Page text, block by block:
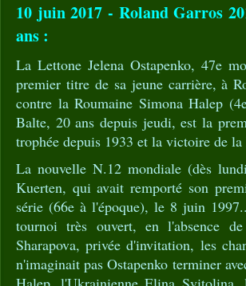
10 juin 2017 - Roland Garros
ans :
La Lettone Jelena Ostapenko, 47e
premier titre de sa jeune carrière, à
contre la Roumaine Simona Halep
Balte, 20 ans depuis jeudi, est la
trophée depuis 1933 et la victoire de
La nouvelle N.12 mondiale (dès
Kuerten, qui avait remporté son
série (66e à l'époque), le 8 juin
tournoi très ouvert, en l'absence
Sharapova, privée d'invitation, les
n'imaginait pas Ostapenko terminer